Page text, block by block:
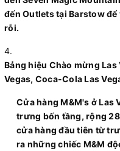
đến Outlets tại Barstow
rỗi.
Bảng hiệu Chào mừng Las
Vegas, Coca-Cola Las
Cửa hàng M&M's ở Las
trưng bốn tầng, rộng
cửa hàng đầu tiên từ
ra những chiếc M&M